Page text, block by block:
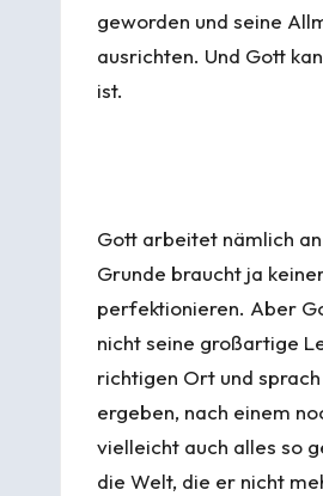
geworden und seine
ausrichten. Und Gott
ist.
Gott arbeitet nämlich
Grunde braucht ja
perfektionieren. Aber
nicht seine großartige
richtigen Ort und
ergeben, nach einem
vielleicht auch alles so
die Welt, die er nicht